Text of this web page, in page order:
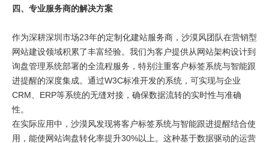
四、专业服务商的解决方案
作为深耕深圳市场23年的定制化建站服务商，沙漠风团队在营销型
网站建设领域积累了丰富经验。我们为客户提供从网站架构设计到
询盘管理系统部署的全流程服务，特别注重客户标签系统与智能跟
进提醒的深度集成。通过W3C标准开发的系统，可实现与企业
CRM、ERP等系统的无缝对接，确保数据流转的实时性与准确
性。
在实际应用中，沙漠风发现将客户标签系统与智能跟进提醒结合使
用，能使网站询盘转化率提升30%以上。这种基于数据驱动的运营